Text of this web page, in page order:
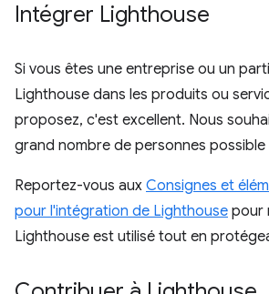
Intégrer Lighthouse
Si vous êtes une entreprise ou un
Lighthouse dans les produits ou
proposez, c'est excellent. Nous
grand nombre de personnes possible
Reportez-vous aux Consignes et
pour l'intégration de Lighthouse pour
Lighthouse est utilisé tout en